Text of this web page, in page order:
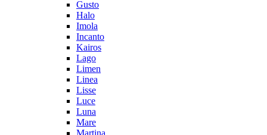
Gusto
Halo
Imola
Incanto
Kairos
Lago
Limen
Linea
Lisse
Luce
Luna
Mare
Martina